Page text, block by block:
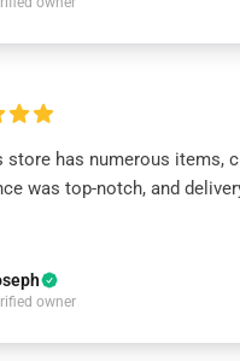
store has numerous items,
was top-notch, and
owner